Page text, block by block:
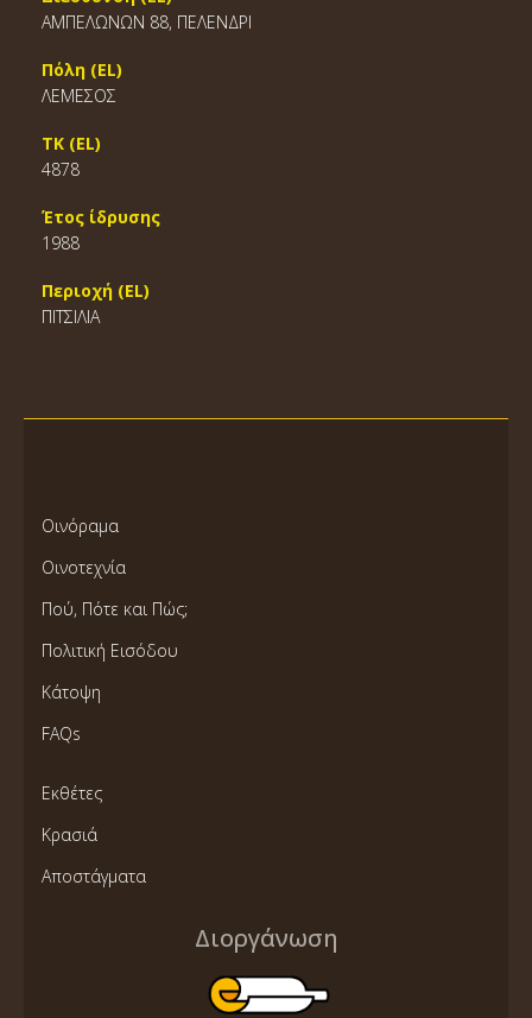
ΑΜΠΕΛΩΝΩΝ 88, ΠΕΛΕΝΔΡΙ
Πόλη (EL)
ΛΕΜΕΣΟΣ
ΤΚ (EL)
4878
Έτος ίδρυσης
1988
Περιοχή (EL)
ΠΙΤΣΙΛΙΑ
Οινόραμα
Οινοτεχνία
Πού, Πότε και Πώς;
Πολιτική Εισόδου
Κάτοψη
FAQs
Εκθέτες
Κρασιά
Αποστάγματα
Διοργάνωση